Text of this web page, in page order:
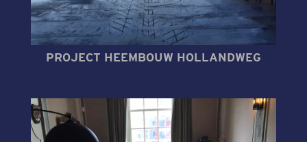
PROJECT HEEMBOUW HOLLANDWEG